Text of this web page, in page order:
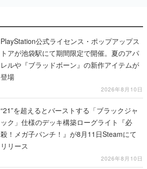
PlayStation公式ライセンス・ポップアップス
トアが池袋駅にて期間限定で開催。夏のアパ
レルや『ブラッドボーン』の新作アイテムが
登場
2026年8月10日
“21”を超えるとバーストする「ブラックジャ
ック」仕様のデッキ構築ローグライト『必
殺！メガ子パンチ！』が8月11日Steamにて
リリース
2026年8月10日